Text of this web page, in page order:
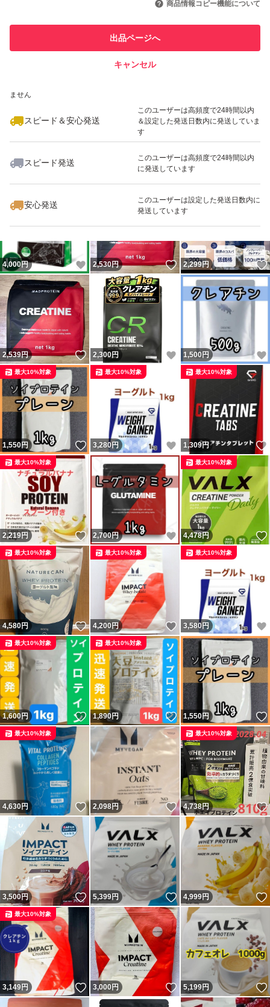
での取引実績があります
ません
スピード＆安心発送
このユーザーは高頻度で24時間以内
＆設定した発送日数内に発送していま
す
スピード発送
このユーザーは高頻度で24時間以内
に発送しています
安心発送
このユーザーは設定した発送日数内に
発送しています
商品情報コピー機能について
出品ページへ
キャンセル
いいね！
5,080
4,000円 いいね！
2,530円 いいね！
2,299円
2,539円 いいね！
2,300円 いいね！
1,500円
1,550円 いいね！
最大10%対象
3,280円 いいね！
最大10%対象
1,309円
最大10%対象
2,219円 いいね！
最大10%対象
2,700円 いいね！
4,478円
最大10%対象
4,580円 いいね！
最大10%対象
4,200円 いいね！
最大10%対象
3,580円
最大10%対象
1,600円 いいね！
最大10%対象
1,890円 いいね！
最大10%対象
1,550円
4,630円 いいね！
最大10%対象
2,098円 いいね！
4,738円
最大10%対象
3,500円 いいね！
5,399円 いいね！
4,999円
3,149円 いいね！
最大10%対象
3,000円 いいね！
5,199円